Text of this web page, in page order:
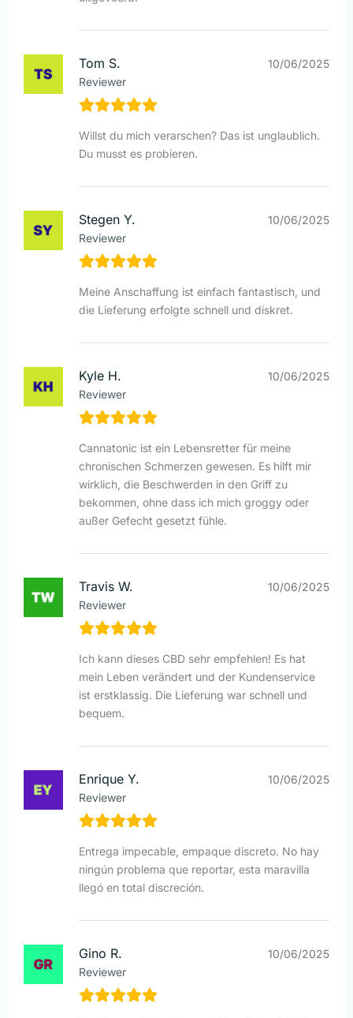
Tom S.
Reviewer
10/06/2025
Willst du mich verarschen? Das ist unglaublich.
Du musst es probieren.
Stegen Y.
Reviewer
10/06/2025
Meine Anschaffung ist einfach fantastisch, und
die Lieferung erfolgte schnell und diskret.
Kyle H.
Reviewer
10/06/2025
Cannatonic ist ein Lebensretter für meine
chronischen Schmerzen gewesen. Es hilft mir
wirklich, die Beschwerden in den Griff zu
bekommen, ohne dass ich mich groggy oder
außer Gefecht gesetzt fühle.
Travis W.
Reviewer
10/06/2025
Ich kann dieses CBD sehr empfehlen! Es hat
mein Leben verändert und der Kundenservice
ist erstklassig. Die Lieferung war schnell und
bequem.
Enrique Y.
Reviewer
10/06/2025
Entrega impecable, empaque discreto. No hay
ningún problema que reportar, esta maravilla
llegó en total discreción.
Gino R.
Reviewer
10/06/2025